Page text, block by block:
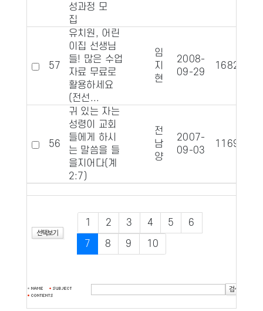
성과정 모
집
57
유치원, 어린
이집 선생님
들! 많은 수업
자료 무료로
활용하세요
(전선...
임
지
현
2008-
09-29
16822
56
귀 있는 자는
성령이 교회
들에게 하시
는 말씀을 들
을지어다(계
2:7)
전
남
양
2007-
09-03
11698
1 2 3 4 5
6
7
8 9 10